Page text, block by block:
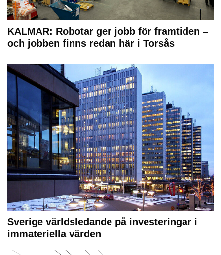
KALMAR: Robotar ger jobb för framtiden –
och jobben finns redan här i Torsås
Sverige världsledande på investeringar i
immateriella värden